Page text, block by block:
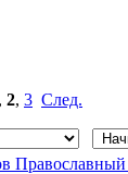
, 2, 3 След.
Православный